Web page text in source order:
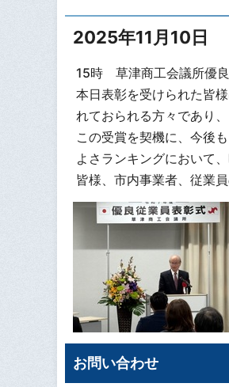
2025年11月10日
15時 草津商工会議所優良
本日表彰を受けられた皆
れておられる方々であり
この受賞を契機に、今後
よさランキングにおいて
皆様、市内事業者、従業
お問い合わせ